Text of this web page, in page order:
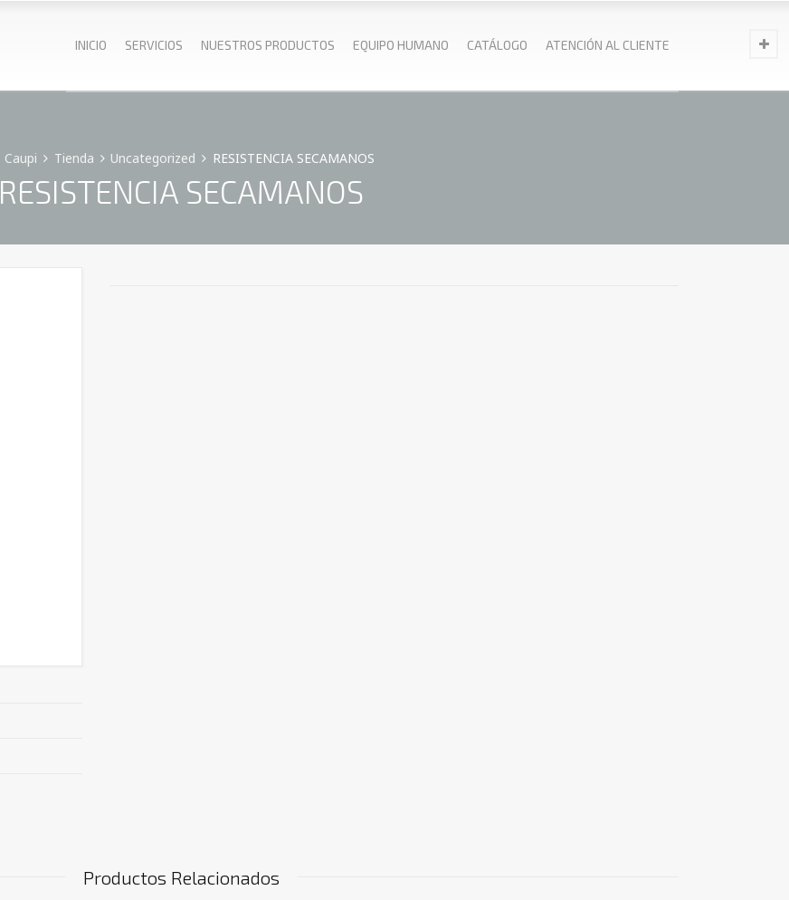
INICIO SERVICIOS NUESTROS PRODUCTOS EQUIPO HUMANO CATÁLOGO ATENCIÓN AL CLIENTE
Caupi Tienda Uncategorized RESISTENCIA SECAMANOS
RESISTENCIA SECAMANOS
Productos Relacionados